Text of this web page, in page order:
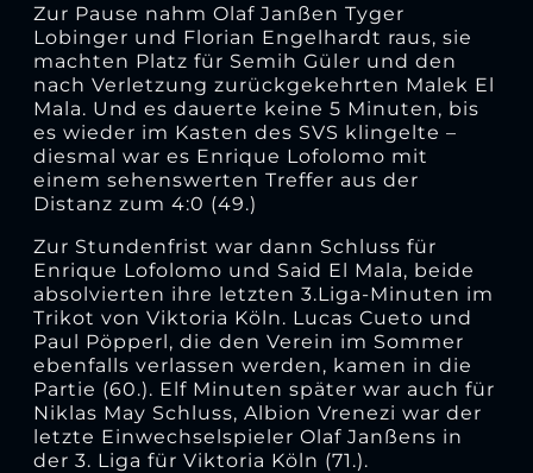
Zur Pause nahm Olaf Janßen Tyger
Lobinger und Florian Engelhardt raus, sie
machten Platz für Semih Güler und den
nach Verletzung zurückgekehrten Malek El
Mala. Und es dauerte keine 5 Minuten, bis
es wieder im Kasten des SVS klingelte –
diesmal war es Enrique Lofolomo mit
einem sehenswerten Treffer aus der
Distanz zum 4:0 (49.)
Zur Stundenfrist war dann Schluss für
Enrique Lofolomo und Said El Mala, beide
absolvierten ihre letzten 3.Liga-Minuten im
Trikot von Viktoria Köln. Lucas Cueto und
Paul Pöpperl, die den Verein im Sommer
ebenfalls verlassen werden, kamen in die
Partie (60.). Elf Minuten später war auch für
Niklas May Schluss, Albion Vrenezi war der
letzte Einwechselspieler Olaf Janßens in
der 3. Liga für Viktoria Köln (71.).